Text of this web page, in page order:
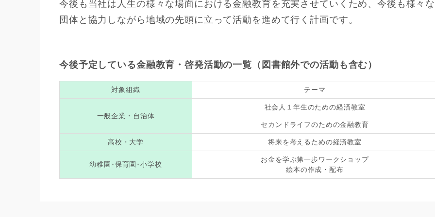
今後も当社は人生の様々な場面における金融教育を充実させていくため、今後も様々な
団体と協力しながら地域の先頭に立って活動を進めて行く計画です。
今後予定している金融教育・啓発活動の一覧（図書館外での活動も含む）
対象組織 テーマ
一般企業・自治体
社会人１年生のための経済教室
セカンドライフのための金融教育
高校・大学 将来を考えるための経済教室
幼稚園･保育園･小学校
お金を学ぶ第一歩ワークショップ
絵本の作成・配布